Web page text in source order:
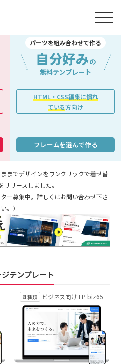
パーツを組み合わせて作る
自分好みの
無料テンプレート
HTML・CSS編集に慣れ
ている方向け
フレームを選んで作る
までデザインをワンクリックで着せ替
リリースしました。
ー募集中。詳しくはお問い合わせ下さ
い。）
テンプレート
8種類 ビジネス向け LP biz65